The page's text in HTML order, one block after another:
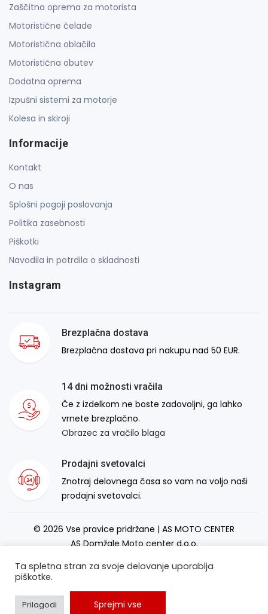
Zaščitna oprema za motorista
Motoristične čelade
Motoristična oblačila
Motoristična obutev
Dodatna oprema
Izpušni sistemi za motorje
Kolesa in skiroji
Informacije
Kontakt
O nas
Splošni pogoji poslovanja
Politika zasebnosti
Piškotki
Navodila in potrdila o skladnosti
Instagram
Brezplačna dostava
Brezplačna dostava pri nakupu nad 50 EUR.
14 dni možnosti vračila
Če z izdelkom ne boste zadovoljni, ga lahko
vrnete brezplačno.
Obrazec za vračilo blaga
Prodajni svetovalci
Znotraj delovnega časa so vam na voljo naši
prodajni svetovalci.
© 2026 Vse pravice pridržane | AS MOTO CENTER
AS Domžale Moto center d.o.o.
Ta spletna stran za svoje delovanje uporablja
piškotke.
Prilagodi Sprejmi vse